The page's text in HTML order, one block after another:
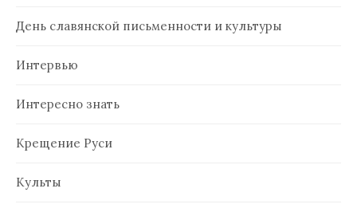
День славянской письменности и культуры
Интервью
Интересно знать
Крещение Руси
Культы